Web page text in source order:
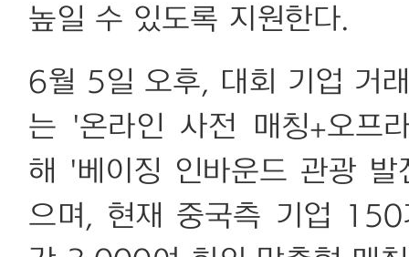
높일 수 있도록 지원한다.
6월 5일 오후, 대회 기업 거
는 '온라인 사전 매칭+오프
해 '베이징 인바운드 관광
으며, 현재 중국측 기업